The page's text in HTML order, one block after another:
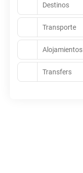
Destinos
Transporte
Alojamientos
Transfers